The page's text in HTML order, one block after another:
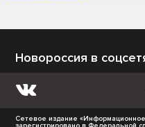
Новороссия в
Сетевое издание «Информационное